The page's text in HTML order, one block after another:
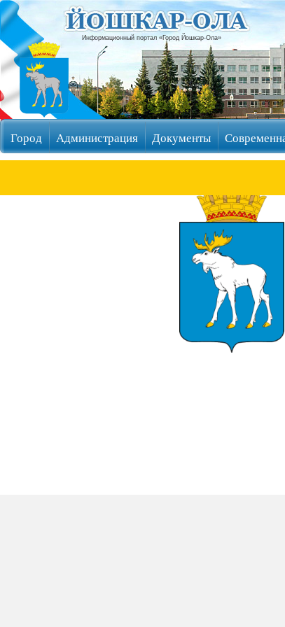
Информационный портал «Город Йошкар-Ола»
Город Администрация Документы